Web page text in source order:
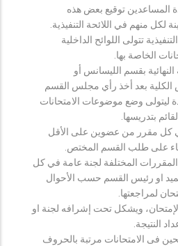
المساعدين توقيع بعض هذه
لكل منهم في اللائحة التنفيذية.
تتولى اللوائح الداخلية
الخاصة بها.
بقسم الليسانس أو
الكلية بعد أخذ رأي مجلس القسم
ليتولى وضع موضوعات الامتحانات
بتدريسها.
كل مقرر من عضوين على الأقل
على طلب القسم المختص.
المختلفة لجنة عامة في كل
او رئيس القسم حسب الأحوال
لمراجعتها.
ويشكل تحت إشرافه لجنة او
النتيجة.
فى الامتحانات مرتبة بالحروف